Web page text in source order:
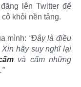
lên Twitter để
khỏi nền tảng.
mình: “Đây là điều
Xin hãy suy nghĩ lại
và cấm những